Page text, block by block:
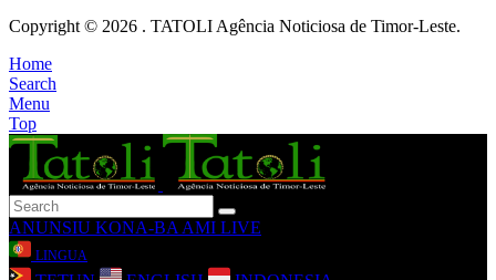
Copyright © 2026 . TATOLI Agência Noticiosa de Timor-Leste.
Home
Search
Menu
Top
ANUNSIU KONA-BA AMI LIVE
LINGUA